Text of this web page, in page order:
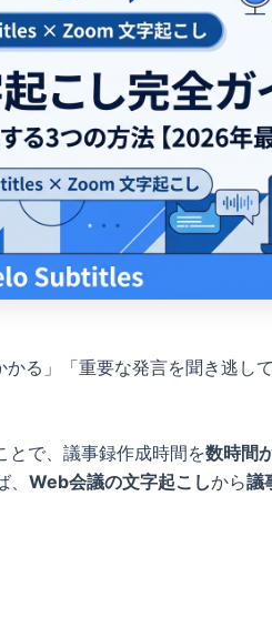
かる」「重要な発言を聞き逃
とで、議事録作成時間を数時間
Web会議の文字起こしから議